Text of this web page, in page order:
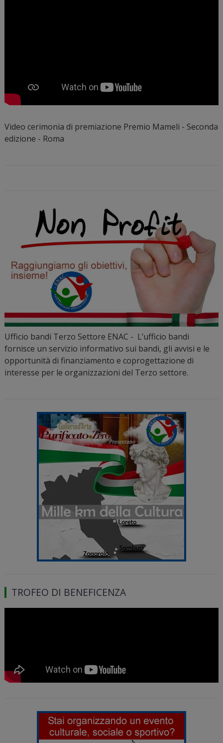
Video cerimonia di premiazione Premio Mameli - Seconda
edizione - Roma
Ufficio bandi Terzo Settore ENAC - L’ufficio bandi
fornisce un servizio informativo sui bandi, gli avvisi e le
opportunità di finanziamento e coprogettazione di
interesse per le organizzazioni del Terzo settore.
TROFEO DI BENEFICENZA